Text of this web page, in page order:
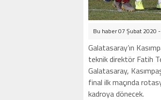
Bu haber 07 Şubat 2020
Galatasaray’ın
teknik direktör Fatih
Galatasaray,
final ilk maçında
kadroya dönecek.